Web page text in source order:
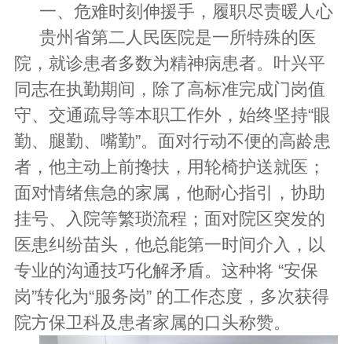
一、危难时刻伸援手，履职尽责暖人心
贵州省第二人民医院是一所特殊的医
院，就诊患者多数为精神病患者。叶兴平
同志在执勤期间，除了高标准完成门岗值
守、交通疏导等本职工作外，始终坚持“眼
勤、腿勤、嘴勤”。面对行动不便的高龄患
者，他主动上前搀扶，用轮椅护送就医；
面对情绪焦急的家属，他耐心指引，协助
挂号、入院等繁琐流程；面对院区突发的
医患纠纷苗头，他总能第一时间介入，以
专业的沟通技巧化解矛盾。这种将 “安保
岗”转化为“服务岗” 的工作态度，多次获得
院方保卫科及患者家属的口头称赞。